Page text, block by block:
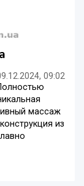
09:02
массаж
из